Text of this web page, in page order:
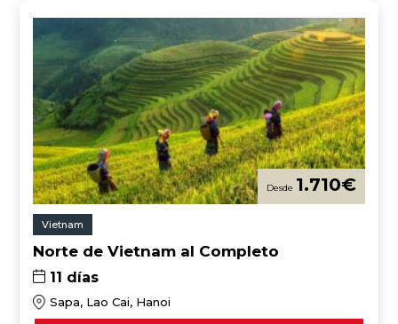
1.710€
Vietnam
Norte de Vietnam al Completo
11 días
Sapa, Lao Cai, Hanoi